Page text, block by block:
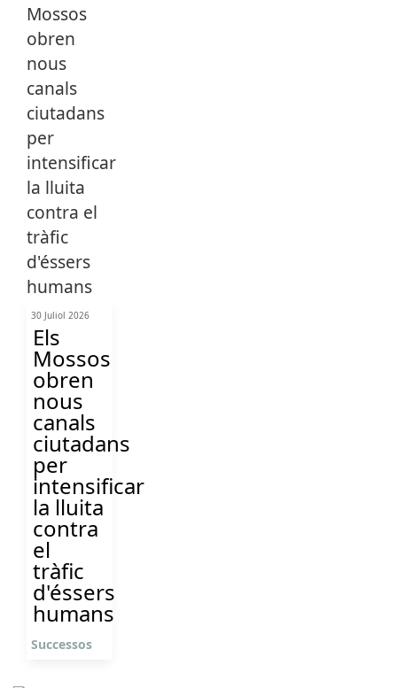
30 Juliol 2026
Els
Mossos
obren
nous
canals
ciutadans
per
intensificar
la lluita
contra
el
tràfic
d'éssers
humans
Successos